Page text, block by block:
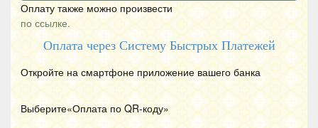
Оплату также можно произвести
по ссылке.
Оплата через Систему Быстрых Платежей
Откройте на смартфоне приложение вашего банка
Выберите«Оплата по QR-коду»